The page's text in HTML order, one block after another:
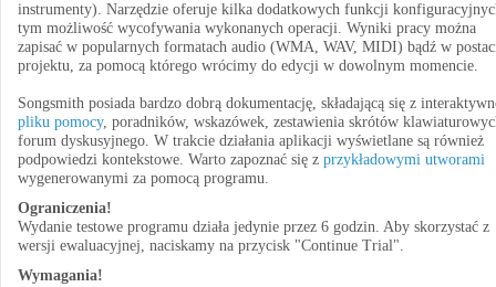
instrumenty). Narzędzie oferuje kilka dodatkowych funkcji
tym możliwość wycofywania wykonanych operacji. Wyniki pracy można
zapisać w popularnych formatach audio (WMA, WAV, MIDI) bądź w
projektu, za pomocą którego wrócimy do edycji w dowolnym momencie.
Songsmith posiada bardzo dobrą dokumentację, składającą się z
pliku pomocy, poradników, wskazówek, zestawienia skrótów
forum dyskusyjnego. W trakcie działania aplikacji wyświetlane są również
podpowiedzi kontekstowe. Warto zapoznać się z przykładowymi utworami
wygenerowanymi za pomocą programu.
Ograniczenia!
Wydanie testowe programu działa jedynie przez 6 godzin. Aby skorzystać z
wersji ewaluacyjnej, naciskamy na przycisk "Continue Trial".
Wymagania!